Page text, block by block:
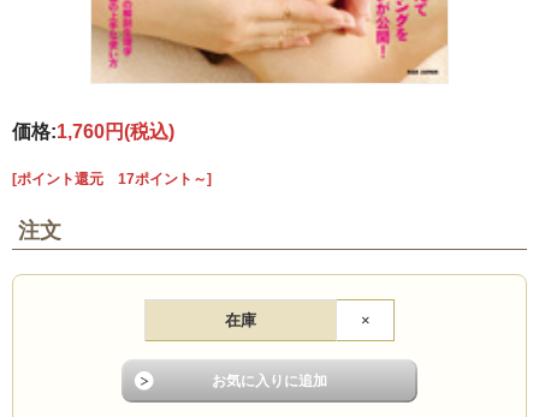
価格:1,760円(税込)
[ポイント還元 17ポイント～]
注文
在庫 ×